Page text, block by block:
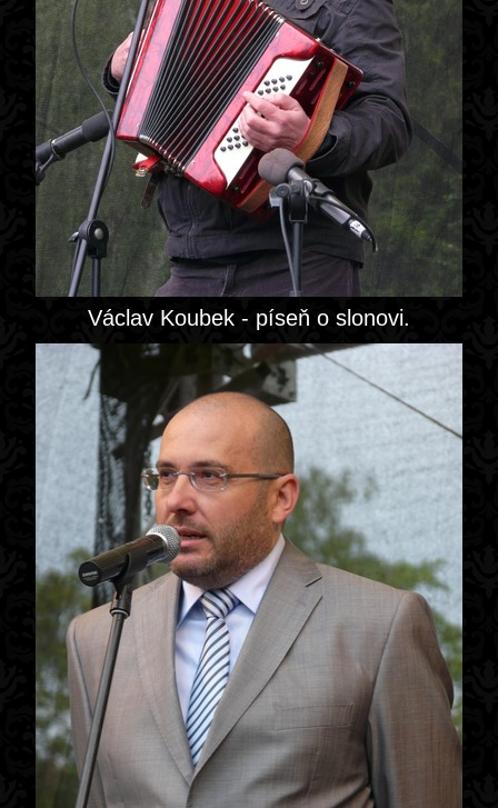
Václav Koubek - píseň o slonovi.